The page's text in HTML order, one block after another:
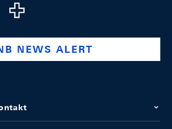
company/swiss-national-
www.youtube.com/@swissnationalbank
NEWS ALERT